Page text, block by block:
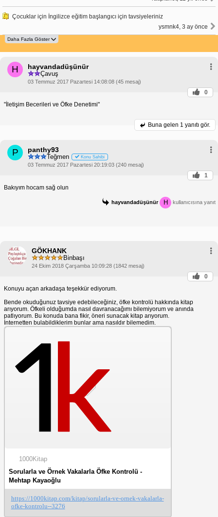
Çocuklar için İngilizce eğitim başlangıcı için tavsiyeleriniz
ysmnk4, 3 ay önce
H hayvandadüşünür
Çavuş
03 Temmuz 2017 Pazartesi 14:08:08 (45 mesaj)
0
"İletişim Becerileri ve Öfke Denetimi"
Buna gelen 1 yanıtı gör.
P panthy93
Teğmen Konu Sahibi
03 Temmuz 2017 Pazartesi 20:19:03 (240 mesaj)
1
Bakıyım hocam sağ olun
hayvandadüşünür H kullanıcısına yanıt
GÖKHANK
Binbaşı
24 Ekim 2018 Çarşamba 10:09:28 (1842 mesaj)
0
Konuyu açan arkadaşa teşekkür ediyorum.
Bende okuduğunuz tavsiye edebileceğiniz, öfke kontrolü hakkında kitap
arıyorum. Öfkeli olduğumda nasıl davranacağımı bilemiyorum ve anında
patlıyorum. Bu konuda bana fikir, öneri sunacak kitap arıyorum.
İnternetten bulabildiklerim bunlar ama nasıldır bilemedim.
1000Kitap
Sorularla ve Örnek Vakalarla Öfke Kontrolü -
Mehtap Kayaoğlu
https://1000kitap.com/kitap/sorularla-ve-ornek-vakalarla-
ofke-kontrolu--3276